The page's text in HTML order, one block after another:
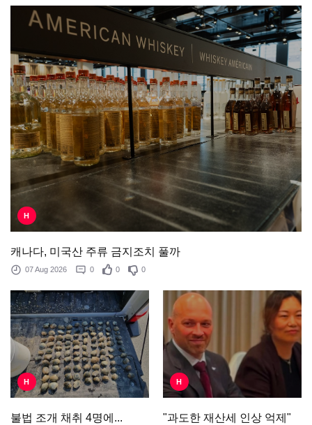
H
캐나다, 미국산 주류 금지조치 풀까
07 Aug 2026 0 0 0
H
불법 조개 채취 4명에...
H
"과도한 재산세 인상 억제"